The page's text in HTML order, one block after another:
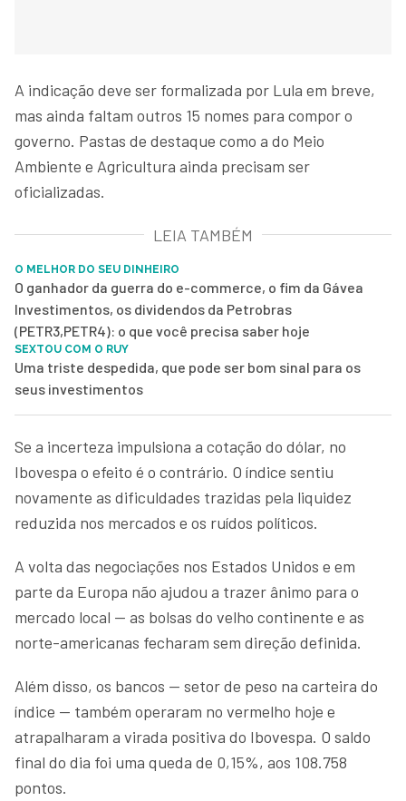
A indicação deve ser formalizada por Lula em breve,
mas ainda faltam outros 15 nomes para compor o
governo. Pastas de destaque como a do Meio
Ambiente e Agricultura ainda precisam ser
oficializadas.
LEIA TAMBÉM
O MELHOR DO SEU DINHEIRO
O ganhador da guerra do e-commerce, o fim da Gávea
Investimentos, os dividendos da Petrobras
(PETR3,PETR4): o que você precisa saber hoje
SEXTOU COM O RUY
Uma triste despedida, que pode ser bom sinal para os
seus investimentos
Se a incerteza impulsiona a cotação do dólar, no
Ibovespa o efeito é o contrário. O índice sentiu
novamente as dificuldades trazidas pela liquidez
reduzida nos mercados e os ruídos políticos.
A volta das negociações nos Estados Unidos e em
parte da Europa não ajudou a trazer ânimo para o
mercado local — as bolsas do velho continente e as
norte-americanas fecharam sem direção definida.
Além disso, os bancos — setor de peso na carteira do
índice — também operaram no vermelho hoje e
atrapalharam a virada positiva do Ibovespa. O saldo
final do dia foi uma queda de 0,15%, aos 108.758
pontos.